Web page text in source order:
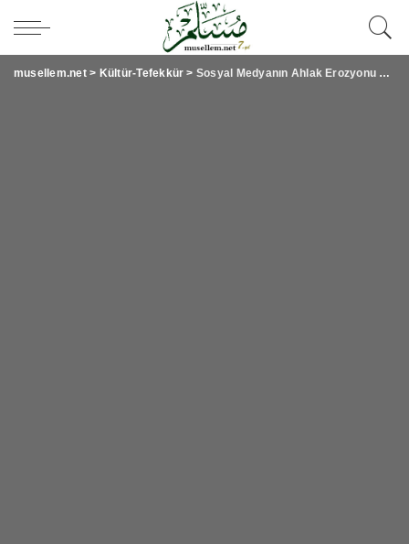
musellem.net> Kültür-Tefekkür > Sosyal Medyanın Ahlak Erozyonu ve Halimiz